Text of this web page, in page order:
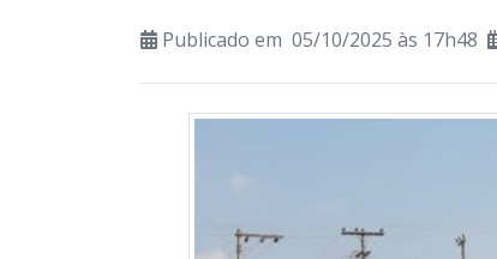
Publicado em 05/10/2025 às 17h48